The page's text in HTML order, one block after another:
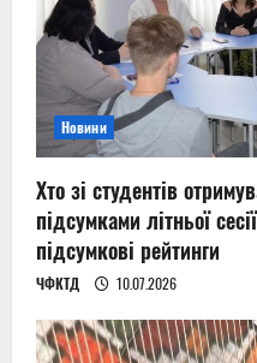
Новини
Хто зі студентів
підсумками літньої
підсумкові рейтинги
ЧФКТД 10.07.2026